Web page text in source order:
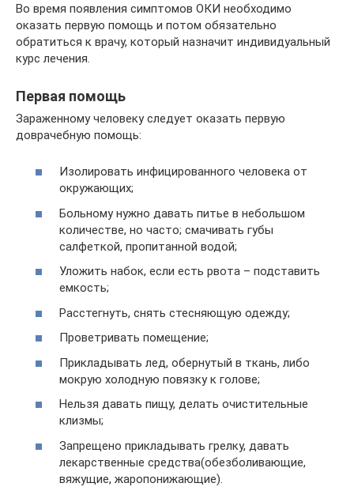
Во время появления симптомов ОКИ необходимо
оказать первую помощь и потом обязательно
обратиться к врачу, который назначит индивидуальный
курс лечения.
Первая помощь
Зараженному человеку следует оказать первую
доврачебную помощь:
Изолировать инфицированного человека от
окружающих;
Больному нужно давать питье в небольшом
количестве, но часто; смачивать губы
салфеткой, пропитанной водой;
Уложить набок, если есть рвота – подставить
емкость;
Расстегнуть, снять стесняющую одежду;
Проветривать помещение;
Прикладывать лед, обернутый в ткань, либо
мокрую холодную повязку к голове;
Нельзя давать пищу, делать очистительные
клизмы;
Запрещено прикладывать грелку, давать
лекарственные средства(обезболивающие,
вяжущие, жаропонижающие).